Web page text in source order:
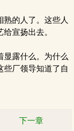
的人了。这些人
宣扬出去。
露什么。为什么
些厂领导知道了自
下一章